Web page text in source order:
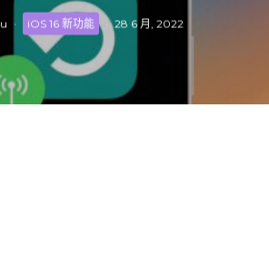
· iOS 16 新功能 · 28 6 月, 2022